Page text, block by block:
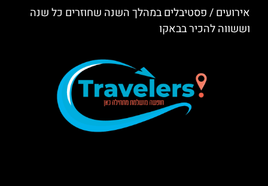
אירועים / פסטיבלים במהלך השנה שחוזרים כל שנה
וששווה להכיר בבאקו